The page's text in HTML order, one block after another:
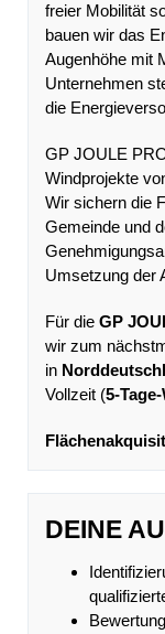
freier Mobilität
bauen wir das
Augenhöhe mit
Unternehmen
die
GP JOULE
Windprojekte
Wir sichern die
Gemeinde und
Umsetzung der
Für die GP
wir zum
in
Vollzeit (5-
DEINE